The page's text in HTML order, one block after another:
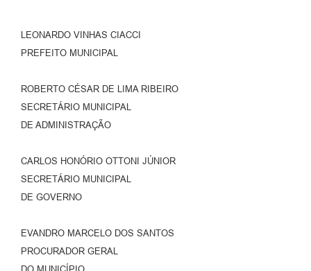
LEONARDO VINHAS CIACCI
PREFEITO MUNICIPAL
ROBERTO CÉSAR DE LIMA RIBEIRO
SECRETÁRIO MUNICIPAL
DE ADMINISTRAÇÃO
CARLOS HONÓRIO OTTONI JÚNIOR
SECRETÁRIO MUNICIPAL
DE GOVERNO
EVANDRO MARCELO DOS SANTOS
PROCURADOR GERAL